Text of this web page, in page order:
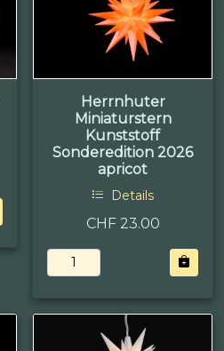
Herrnhuter
Miniaturstern
Kunststoff
Sonderedition 2026
apricot
Details
CHF 23.00